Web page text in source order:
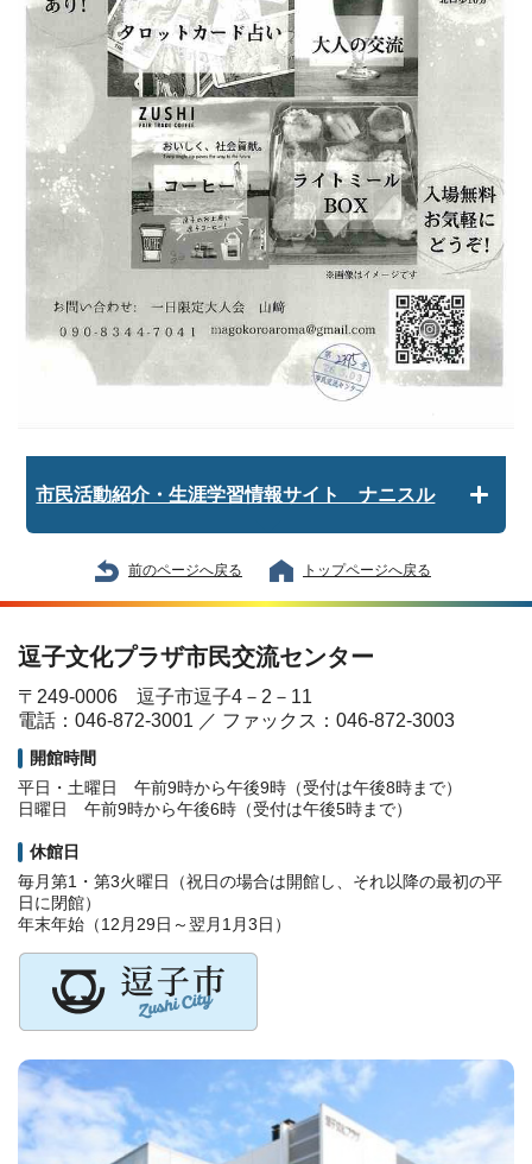
市民活動紹介・生涯学習情報サイト ナニスル
前のページへ戻る トップページへ戻る
逗子文化プラザ市民交流センター
〒249-0006 逗子市逗子4－2－11
電話：046-872-3001 ／ ファックス：046-872-3003
開館時間
平日・土曜日 午前9時から午後9時（受付は午後8時まで）
日曜日 午前9時から午後6時（受付は午後5時まで）
休館日
毎月第1・第3火曜日（祝日の場合は開館し、それ以降の最初の平
日に閉館）
年末年始（12月29日～翌月1月3日）